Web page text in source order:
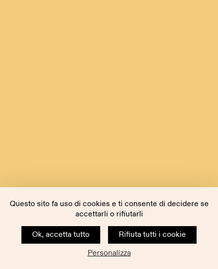
Questo sito fa uso di cookies e ti consente di decidere se
accettarli o rifiutarli
Ok, accetta tutto
Rifiuta tutti i cookie
Personalizza